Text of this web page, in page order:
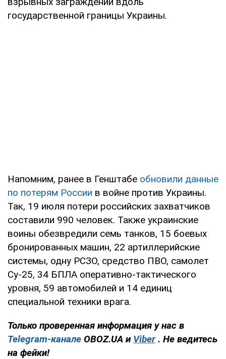
государственной границы Украины.
Напомним, ранее в Генштабе обновили данные
по потерям России в войне против Украины.
Так, 19 июля потери российских захватчиков
составили 990 человек. Также украинские
воины обезвредили семь танков, 15 боевых
бронированных машин, 22 артиллерийские
системы, одну РСЗО, средство ПВО, самолет
Су-25, 34 БПЛА оперативно-тактического
уровня, 59 автомобилей и 14 единиц
специальной техники врага.
Только проверенная информация у нас в
Telegram-канале OBOZ.UA и Viber . Не ведитесь
на фейки!